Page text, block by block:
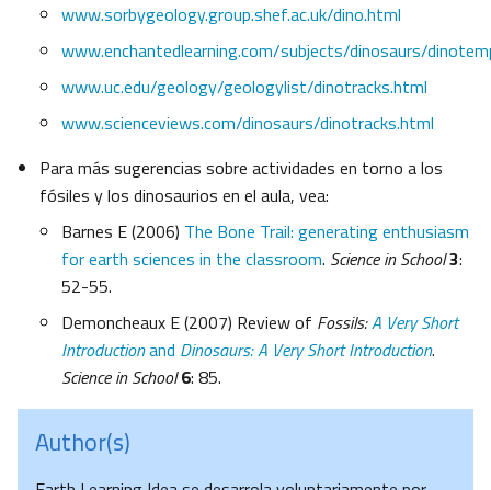
www.sorbygeology.group.shef.ac.uk/dino.html
www.enchantedlearning.com/subjects/dinosaurs/
www.uc.edu/geology/geologylist/dinotracks.html
www.scienceviews.com/dinosaurs/dinotracks.html
Para más sugerencias sobre actividades en torno a los
fósiles y los dinosaurios en el aula, vea:
Barnes E (2006) The Bone Trail: generating enthusiasm
for earth sciences in the classroom. Science in School3:
52-55.
Demoncheaux E (2007) Review of Fossils:A Very Short
Introductionand Dinosaurs: A Very Short Introduction.
Science in School 6: 85.
Author(s)